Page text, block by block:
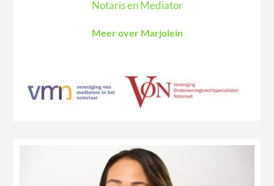
Notaris en Mediator
Meer over Marjolein